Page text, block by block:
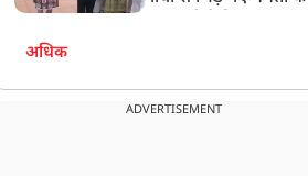
अधिक
ADVERTISEMENT